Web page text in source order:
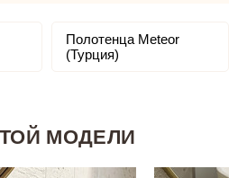
Полотенца Meteor
(Турция)
МОДЕЛИ